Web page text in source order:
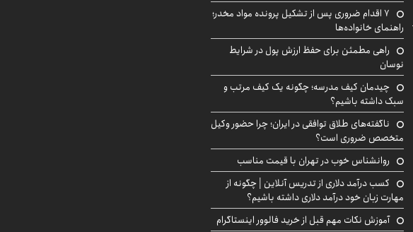
۷ اقدام ضروری پس از تشکیل پرونده مواد مخدر؛
راهنمای خانواده‌ها
راهی مطمئن برای حفظ ارزش پول در شرایط
نوسان
چیدمان کیف مدرسه؛ چگونه یک کیف مرتب و
سبک داشته باشیم؟
ناگفته‌های طلاق توافقی در ایران؛ چرا حضور وکیل
متخصص ضروری است؟
روانشناس خوب در تهران با قیمت مناسب
کسب درآمد دلاری از تدریس آنلاین | چگونه از
مهارت زبان خود درآمد دلاری داشته باشیم؟
آموزش نکات مهم قبل از خرید فالوور اینستاگرام